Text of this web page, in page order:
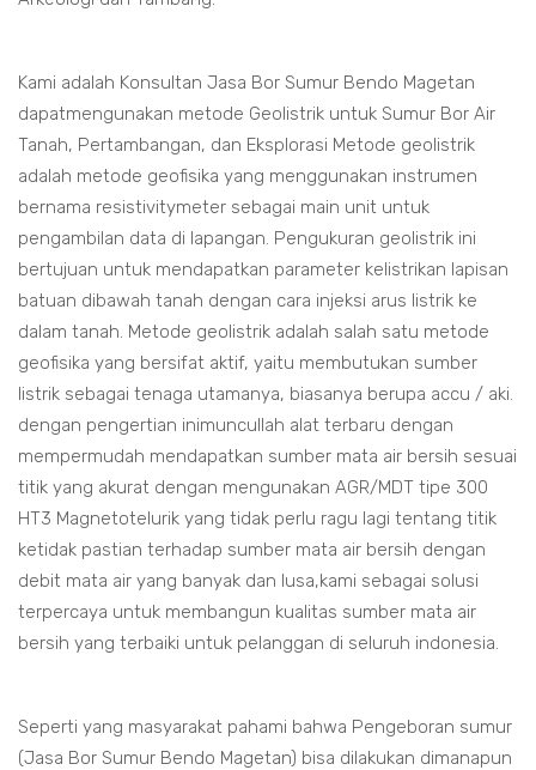
Kami adalah Konsultan Jasa Bor Sumur Bendo Magetan
dapatmengunakan metode Geolistrik untuk Sumur Bor Air
Tanah, Pertambangan, dan Eksplorasi Metode geolistrik
adalah metode geofisika yang menggunakan instrumen
bernama resistivitymeter sebagai main unit untuk
pengambilan data di lapangan. Pengukuran geolistrik ini
bertujuan untuk mendapatkan parameter kelistrikan lapisan
batuan dibawah tanah dengan cara injeksi arus listrik ke
dalam tanah. Metode geolistrik adalah salah satu metode
geofisika yang bersifat aktif, yaitu membutukan sumber
listrik sebagai tenaga utamanya, biasanya berupa accu / aki.
dengan pengertian inimuncullah alat terbaru dengan
mempermudah mendapatkan sumber mata air bersih sesuai
titik yang akurat dengan mengunakan AGR/MDT tipe 300
HT3 Magnetotelurik yang tidak perlu ragu lagi tentang titik
ketidak pastian terhadap sumber mata air bersih dengan
debit mata air yang banyak dan lusa,kami sebagai solusi
terpercaya untuk membangun kualitas sumber mata air
bersih yang terbaiki untuk pelanggan di seluruh indonesia.
Seperti yang masyarakat pahami bahwa Pengeboran sumur
(Jasa Bor Sumur Bendo Magetan) bisa dilakukan dimanapun